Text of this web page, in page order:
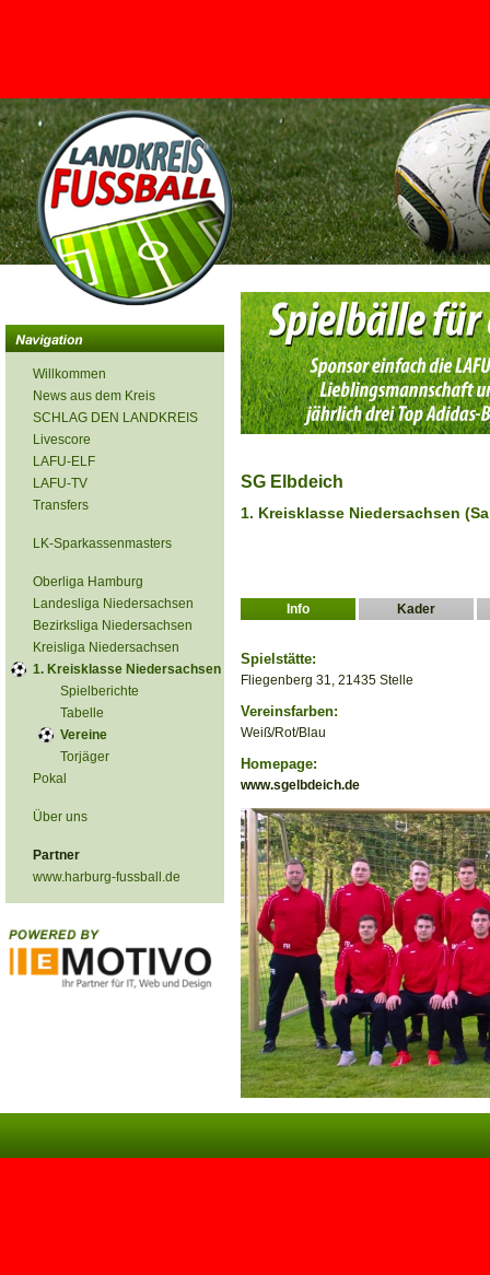
<
Willkommen
News aus dem Kreis
SCHLAG DEN LANDKREIS
Livescore
LAFU-ELF
LAFU-TV
Transfers
LK-Sparkassenmasters
Oberliga Hamburg
Landesliga Niedersachsen
Bezirksliga Niedersachsen
Kreisliga Niedersachsen
1. Kreisklasse Niedersachsen
Spielberichte
Tabelle
Vereine
Torjäger
Pokal
Über uns
Partner
www.harburg-fussball.de
SG Elbdeich
1. Kreisklasse Niedersachsen
Info Kader
Spielstätte:
Fliegenberg 31, 21435 Stelle
Vereinsfarben:
Weiß/Rot/Blau
Homepage:
www.sgelbdeich.de